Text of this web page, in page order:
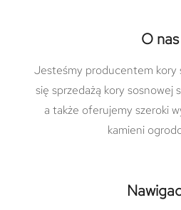
O nas
Jesteśmy producentem kory
się sprzedażą kory sosnowej
a także oferujemy szeroki
kamieni